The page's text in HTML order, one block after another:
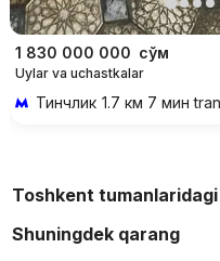
1 830 000 000 сўм
Uylar va uchastkalar
Тинчлик 1.7 км 7 мин
Toshkent
Shuningdek qarang